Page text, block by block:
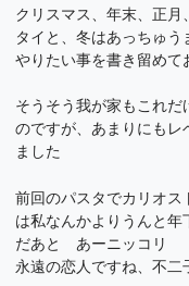
クリスマス、年末、正
タイと、冬はあっちゅう
やりたい事を書き留めて
そうそう我が家もこれだ
のですが、あまりにも
ました
前回のパスタでカリオス
は私なんかよりうんと
だあと あーニッコリ
永遠の恋人ですね、不